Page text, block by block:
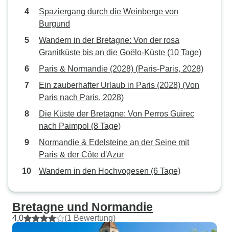
Spaziergang durch die Weinberge von
Burgund
Wandern in der Bretagne: Von der rosa
Granitküste bis an die Goëlo-Küste (10 Tage)
Paris & Normandie (2028) (Paris-Paris, 2028)
Ein zauberhafter Urlaub in Paris (2028) (Von
Paris nach Paris, 2028)
Die Küste der Bretagne: Von Perros Guirec
nach Paimpol (8 Tage)
Normandie & Edelsteine an der Seine mit
Paris & der Côte d'Azur
Wandern in den Hochvogesen (6 Tage)
Bretagne und Normandie
4,0 (1 Bewertung)